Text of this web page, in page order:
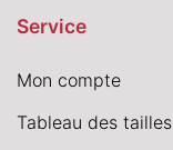
Service
Mon compte
Tableau des tailles